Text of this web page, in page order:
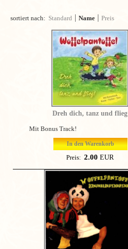
sortiert nach: Standard Name Preis
Dreh dich, tanz und flieg
Mit Bonus Track!
In den Warenkorb
Preis: 2.00 EUR